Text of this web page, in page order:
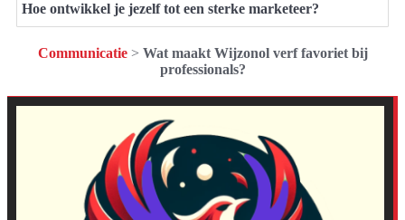
Hoe ontwikkel je jezelf tot een sterke marketeer?
Communicatie> Wat maakt Wijzonol verf favoriet bij
professionals?